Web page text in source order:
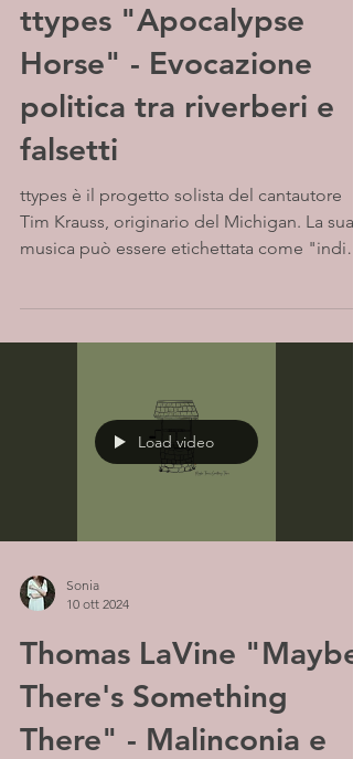
ttypes "Apocalypse
Horse" - Evocazione
politica tra riverberi e
falsetti
ttypes è il progetto solista del cantautore
Tim Krauss, originario del Michigan. La sua
musica può essere etichettata come
Load video
Sonia
10 ott 2024
Thomas LaVine "Maybe
There's Something
There" - Malinconia e